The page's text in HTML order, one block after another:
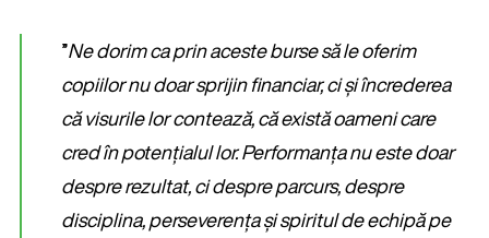
”Ne dorim ca prin aceste burse să le oferim
copiilor nu doar sprijin financiar, ci și încrederea
că visurile lor contează, că există oameni care
cred în potențialul lor. Performanța nu este doar
despre rezultat, ci despre parcurs, despre
disciplina, perseverența și spiritul de echipă pe